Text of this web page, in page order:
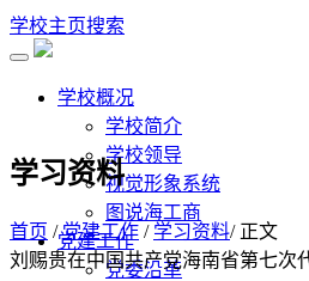
学校主页搜索
学校概况
学校简介
学校领导
视觉形象系统
图说海工商
党建工作
党委沿革
学习资料
首页 /党建工作 / 学习资料/ 正文
刘赐贵在中国共产党海南省第七次